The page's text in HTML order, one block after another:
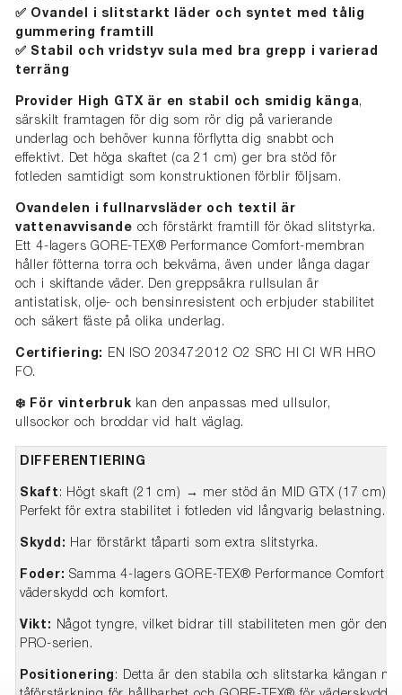
✅ Ovandel i slitstarkt läder och syntet med tålig
gummering framtill
✅ Stabil och vridstyv sula med bra grepp i varierad
terräng
Provider High GTX är en stabil och smidig känga,
särskilt framtagen för dig som rör dig på varierande
underlag och behöver kunna förflytta dig snabbt och
effektivt. Det höga skaftet (ca 21 cm) ger bra stöd för
fotleden samtidigt som konstruktionen förblir följsam.
Ovandelen i fullnarvsläder och textil är
vattenavvisande och förstärkt framtill för ökad slitstyrka.
Ett 4-lagers GORE-TEX® Performance Comfort-membran
håller fötterna torra och bekväma, även under långa dagar
och i skiftande väder. Den greppsäkra rullsulan är
antistatisk, olje- och bensinresistent och erbjuder stabilitet
och säkert fäste på olika underlag.
Certifiering: EN ISO 20347:2012 O2 SRC HI CI WR HRO
FO.
❄️ För vinterbruk kan den anpassas med ullsulor,
ullsockor och broddar vid halt väglag.
DIFFERENTIERING
Skaft : Högt skaft (21 cm) → mer stöd än MID GTX (17 cm)
Perfekt för extra stabilitet i fotleden vid långvarig belastning.
Skydd: Har förstärkt tåparti som extra slitstyrka.
Foder: Samma 4-lagers GORE-TEX® Performance Comfort
väderskydd och komfort.
Vikt: Något tyngre, vilket bidrar till stabiliteten men gör den
PRO-serien.
Positionering : Detta är den stabila och slitstarka kängan